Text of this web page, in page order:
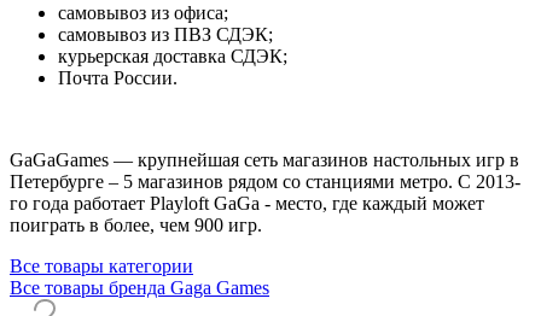
самовывоз из офиса;
самовывоз из ПВЗ СДЭК;
курьерская доставка СДЭК;
Почта России.
GaGaGames — крупнейшая сеть магазинов настольных игр в
Петербурге – 5 магазинов рядом со станциями метро. С 2013-
го года работает Playloft GaGa - место, где каждый может
поиграть в более, чем 900 игр.
Все товары категории
Все товары бренда Gaga Games